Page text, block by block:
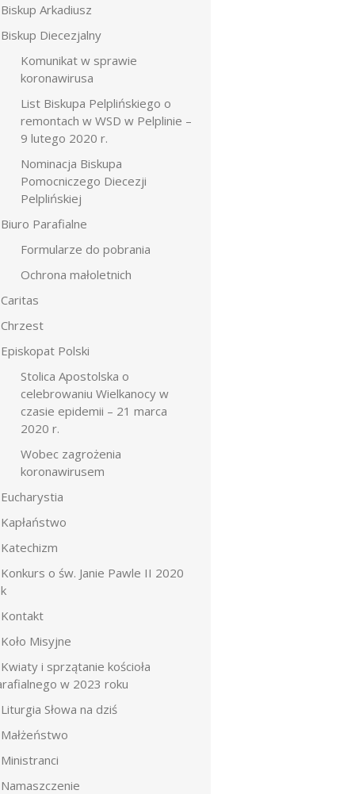
Biskup Arkadiusz
Biskup Diecezjalny
Komunikat w sprawie
koronawirusa
List Biskupa Pelplińskiego o
remontach w WSD w Pelplinie –
9 lutego 2020 r.
Nominacja Biskupa
Pomocniczego Diecezji
Pelplińskiej
Biuro Parafialne
Formularze do pobrania
Ochrona małoletnich
Caritas
Chrzest
Episkopat Polski
Stolica Apostolska o
celebrowaniu Wielkanocy w
czasie epidemii – 21 marca
2020 r.
Wobec zagrożenia
koronawirusem
Eucharystia
Kapłaństwo
Katechizm
Konkurs o św. Janie Pawle II 2020
Kontakt
Koło Misyjne
Kwiaty i sprzątanie kościoła
w 2023 roku
Liturgia Słowa na dziś
Małżeństwo
Ministranci
Namaszczenie